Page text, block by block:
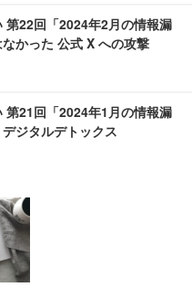
第22回「2024年2月の情報漏
かった 公式 X への攻撃
第21回「2024年1月の情報漏
ジタルデトックス